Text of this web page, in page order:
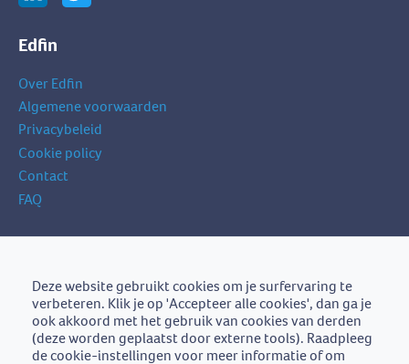
Edfin
Over Edfin
Algemene voorwaarden
Privacybeleid
Cookie policy
Contact
FAQ
Schrijf je in op onze nieuwsbrief
mailadres
Schrijf je in
Deze website gebruikt cookies om je surfervaring te
verbeteren. Klik je op 'Accepteer alle cookies', dan ga je
ook akkoord met het gebruik van cookies van derden
(deze worden geplaatst door externe tools). Raadpleeg
de cookie-instellingen voor meer informatie of om